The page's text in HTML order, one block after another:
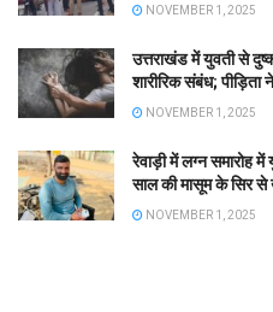
NOVEMBER 1, 2025
उत्तराखंड में युवती से
शारीरिक संबंध;
NOVEMBER 1, 2025
रेवाड़ी में लग्न समारोह
साल की मासूम के सिर से
NOVEMBER 1, 2025